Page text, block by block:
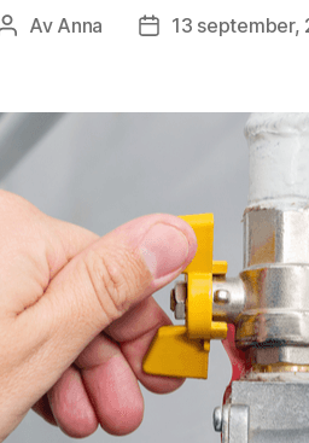
Inläggsförfattare
Av Anna Inläggsdatum
13 september,